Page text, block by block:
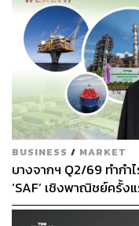
BUSINESS / MARKET
บางจากฯ Q2/69 ทำกำ
‘SAF’ เชิงพาณิชย์ครั้ง
ล้าน